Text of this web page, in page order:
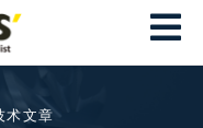
术文章